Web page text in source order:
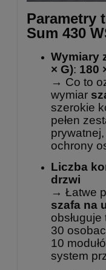
Parametry
Sum 430
Wymiary
× G): 180
→ Co to
wymiar
szerokie
pełen
ochrony
Liczba
drzwi
→ Łatwe
szafa na
30
10
system